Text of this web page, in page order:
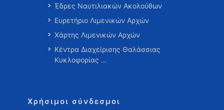
Έδρες Ναυτιλιακών Ακολούθων
Ευρετήριο Λιμενικών Αρχών
Χάρτης Λιμενικών Αρχών
Κέντρα Διαχείρισης Θαλάσσιας
Κυκλοφορίας …
Χρήσιμοι σύνδεσμοι